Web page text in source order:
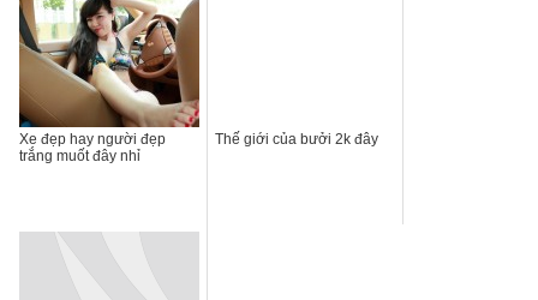
Xe đẹp hay người đẹp
trắng muốt đây nhỉ
Thế giới của bưởi 2k đây